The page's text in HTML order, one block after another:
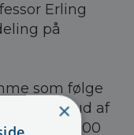
Erling
på
som følge
i fire ud af
imod 15.000
×